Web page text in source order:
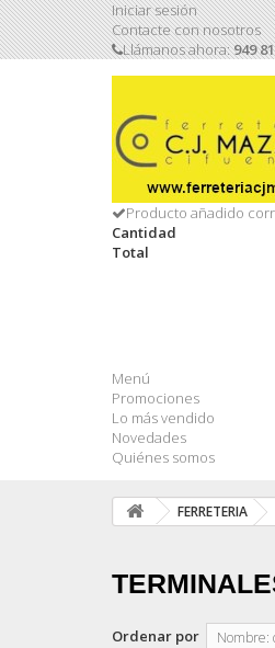
Iniciar sesión
Contacte con nosotros
Llámanos ahora:949
Producto añadido
Cantidad
Total
Menú
Promociones
Lo más vendido
Novedades
Quiénes somos
FERRETERIA
Ordenar por Nombre: